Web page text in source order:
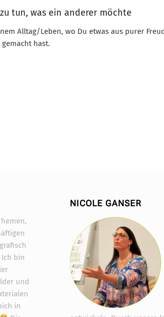
tun, was ein anderer möchte
Alltag/Leben, wo Du etwas aus purer
hast.
bin
und
in
NICOLE GANSER